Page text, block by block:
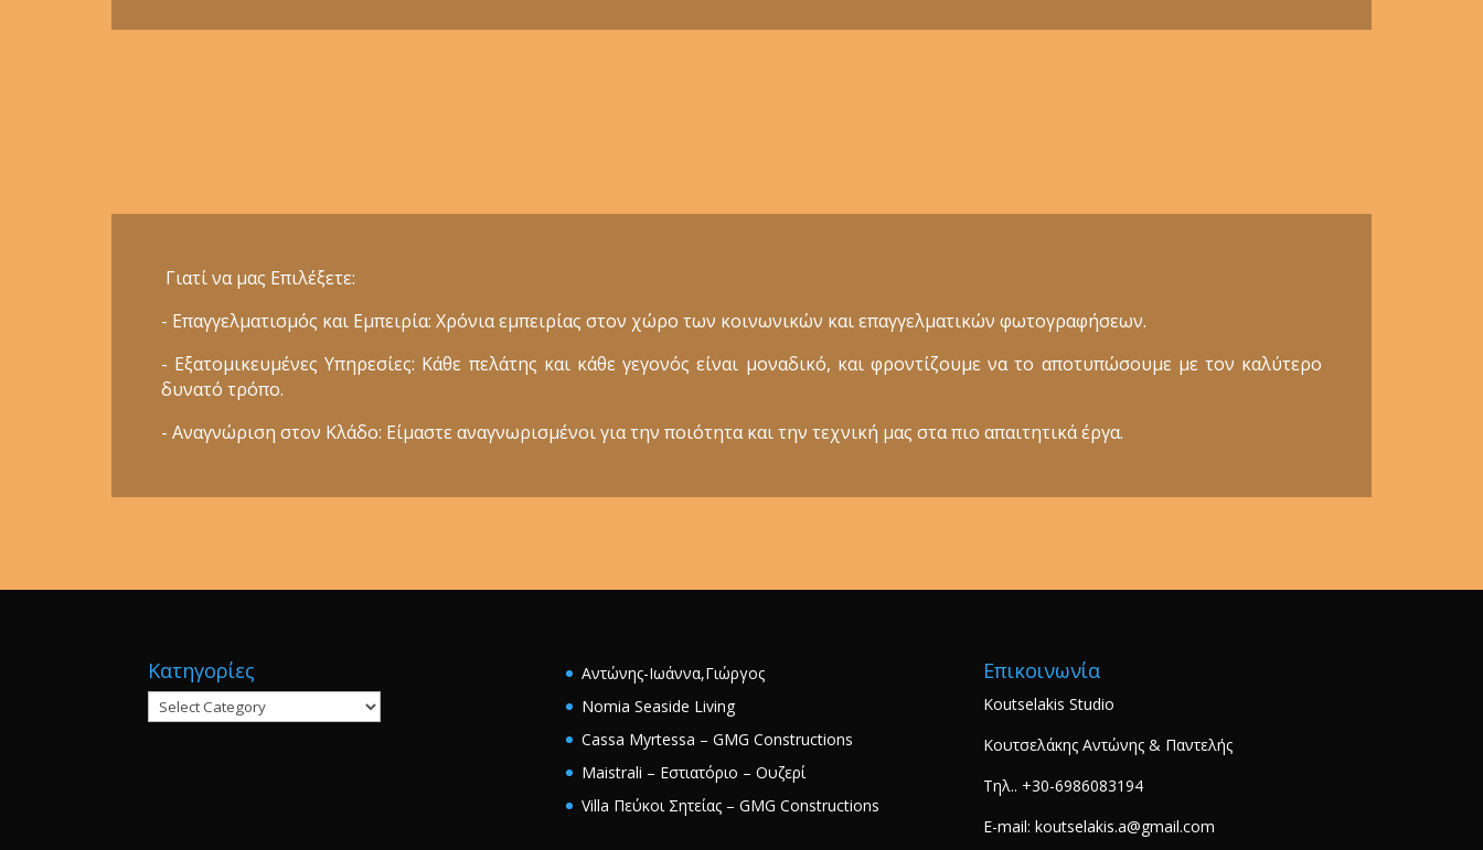
Γιατί να μας Επιλέξετε:
- Επαγγελματισμός και Εμπειρία: Χρόνια εμπειρίας στον χώρο των κοινωνικών και επαγγελματικών φωτογραφήσεων.
- Εξατομικευμένες Υπηρεσίες: Κάθε πελάτης και κάθε γεγονός είναι μοναδικό, και φροντίζουμε να το αποτυπώσουμε με τον καλύτερο
δυνατό τρόπο.
- Αναγνώριση στον Κλάδο: Είμαστε αναγνωρισμένοι για την ποιότητα και την τεχνική μας στα πιο απαιτητικά έργα.
Κατηγορίες
Κατηγορίες
Αντώνης-Ιωάννα,Γιώργος
Nomia Seaside Living
Cassa Myrtessa – GMG Constructions
Maistrali – Εστιατόριο – Ουζερί
Villa Πεύκοι Σητείας – GMG Constructions
Επικοινωνία
Koutselakis Studio
Κουτσελάκης Αντώνης & Παντελής
Τηλ.. +30-6986083194
E-mail: koutselakis.a@gmail.com